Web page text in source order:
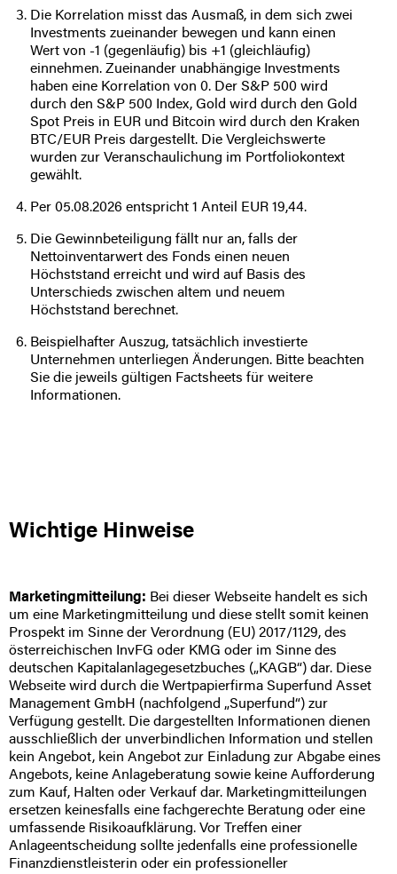
Die ältesten, datierten Goldfunde gehen in etwa
auf 5.000 vor Christus zurück. Gold überdauert
damit als einzig echte „harte Währung“ seit
Jahrtausenden jede Papierwährung und hat sich
einen festen Platz im Wertesystem der
Menschheit erobert. Gold kann jederzeit wieder
in Liquidität verwandelt - sprich: verkauft -
werden, ist in annähernd allen Kulturkreisen als
Zahlungsmittel vertraut und steht für Wohlstand,
Notenbanken als auch professionelle Investoren
Beimischung in der Vermögensveranlagung ein.
Gold glänzt auch in Krisenzeiten
Gold sorgt für Diversifikation und kann das
Gesamtrisiko einer Vermögensveranlagung
verringern, da sich Gold relativ unabhängig von
seiner Bezeichnung als „sicherer Hafen“ gerecht
werden.
Begrenzte Verfügbarkeit im Gegensatz zu
Papierwährungen
Das weltweit jemals abgebaute und damit
verfügbare Gold und Silber hätten, jeweils in
einen Würfel gegossen, unter dem Pariser
Eiffelturm Platz. „Alles Gold der Welt“ ist damit
relativ überschaubar, in seiner Menge begrenzt
und kann nicht vermehrt werden.
sogar eine Steigerung der Nachfrage um das
2.300-fache im Vergleich zu 2018 auf in Summe
230 Tonnen für das Jahr 2040 prognostiziert.
es auch als „Schutzschild für die Umwelt“
bezeichnet wird. In der Schmuckindustrie wird
es unter anderem zur Herstellung von Weißgold
verwendet.
Fremdverwahrung durch Dritte erschwert
den Zugriff auf die Edelmetalle und ist
ebenso mit zusätzlichen Kosten (z.B. Lager-
und Versicherungsgebühren oder
Transport- und Zollkosten bei Auslieferung)
verbunden. Etwaige neue, gesetzliche
Einschränkungen beim Besitz von
Edelmetallen sind leichter umsetzbar (z.B.
gab es historisch immer wieder
Einschränkungen des privaten Goldbesitzes
bis hin zu einem Besitzverbot für Private).
Physisch gehaltene Edelmetallbestände
werden in der Regel selten in das Re-
Balancing der Vermögenswerte
miteinbezogen. Schmuck und Münzen
weitervererbt.
Speziell bei größeren Einheiten wie Barren
sind Teilverkäufe oder Gewinnmitnahmen
Wertverluste physischer Bestände können
Die Korrelation misst das Ausmaß, in dem sich zwei
Investments zueinander bewegen und kann einen
Wert von -1 (gegenläufig) bis +1 (gleichläufig)
einnehmen. Zueinander unabhängige Investments
haben eine Korrelation von 0. Der S&P 500 wird
durch den S&P 500 Index, Gold wird durch den Gold
Spot Preis in EUR und Bitcoin wird durch den Kraken
BTC/EUR Preis dargestellt. Die Vergleichswerte
wurden zur Veranschaulichung im Portfoliokontext
gewählt.
Per 05.08.2026 entspricht 1 Anteil EUR 19,44.
Die Gewinnbeteiligung fällt nur an, falls der
Nettoinventarwert des Fonds einen neuen
Höchststand erreicht und wird auf Basis des
Unterschieds zwischen altem und neuem
Höchststand berechnet.
Beispielhafter Auszug, tatsächlich investierte
Unternehmen unterliegen Änderungen. Bitte beachten
Sie die jeweils gültigen Factsheets für weitere
Informationen.
Wichtige Hinweise
Marketingmitteilung: Bei dieser Webseite handelt es sich
um eine Marketingmitteilung und diese stellt somit keinen
Prospekt im Sinne der Verordnung (EU) 2017/1129, des
österreichischen InvFG oder KMG oder im Sinne des
deutschen Kapitalanlagegesetzbuches („KAGB“) dar. Diese
Webseite wird durch die Wertpapierfirma Superfund Asset
Management GmbH (nachfolgend „Superfund“) zur
Verfügung gestellt. Die dargestellten Informationen dienen
ausschließlich der unverbindlichen Information und stellen
kein Angebot, kein Angebot zur Einladung zur Abgabe eines
Angebots, keine Anlageberatung sowie keine Aufforderung
zum Kauf, Halten oder Verkauf dar. Marketingmitteilungen
ersetzen keinesfalls eine fachgerechte Beratung oder eine
umfassende Risikoaufklärung. Vor Treffen einer
Anlageentscheidung sollte jedenfalls eine professionelle
Finanzdienstleisterin oder ein professioneller